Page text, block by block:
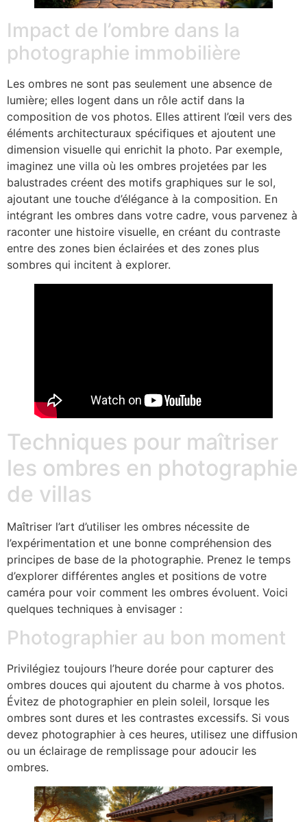
Impact de l’ombre dans la
photographie immobilière
Les ombres ne sont pas seulement une absence de
lumière; elles logent dans un rôle actif dans la
composition de vos photos. Elles attirent l’œil vers des
éléments architecturaux spécifiques et ajoutent une
dimension visuelle qui enrichit la photo. Par exemple,
imaginez une villa où les ombres projetées par les
balustrades créent des motifs graphiques sur le sol,
ajoutant une touche d’élégance à la composition. En
intégrant les ombres dans votre cadre, vous parvenez à
raconter une histoire visuelle, en créant du contraste
entre des zones bien éclairées et des zones plus
sombres qui incitent à explorer.
Techniques pour maîtriser
les ombres en photographie
de villas
Maîtriser l’art d’utiliser les ombres nécessite de
l’expérimentation et une bonne compréhension des
principes de base de la photographie. Prenez le temps
d’explorer différentes angles et positions de votre
caméra pour voir comment les ombres évoluent. Voici
quelques techniques à envisager :
Photographier au bon moment
Privilégiez toujours l’heure dorée pour capturer des
ombres douces qui ajoutent du charme à vos photos.
Évitez de photographier en plein soleil, lorsque les
ombres sont dures et les contrastes excessifs. Si vous
devez photographier à ces heures, utilisez une diffusion
ou un éclairage de remplissage pour adoucir les
ombres.